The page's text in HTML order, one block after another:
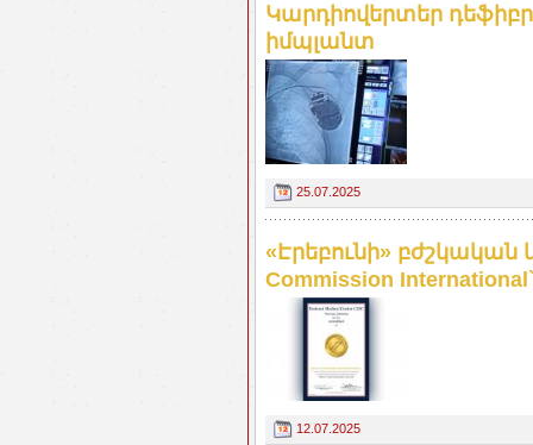
Կարդիովերտեր
իմպլանտ
25.07.2025
«Էրեբունի» բժշկական
Commission
12.07.2025